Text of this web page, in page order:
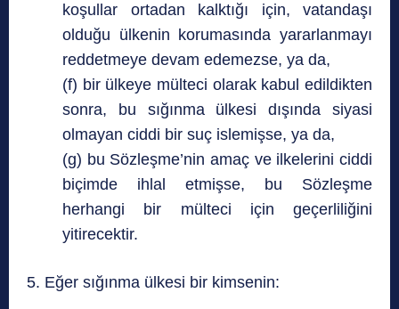
koşullar ortadan kalktığı için, vatandaşı
olduğu ülkenin korumasında yararlanmayı
reddetmeye devam edemezse, ya da,
(f) bir ülkeye mülteci olarak kabul edildikten
sonra, bu sığınma ülkesi dışında siyasi
olmayan ciddi bir suç islemişse, ya da,
(g) bu Sözleşme’nin amaç ve ilkelerini ciddi
biçimde ihlal etmişse, bu Sözleşme
herhangi bir mülteci için geçerliliğini
yitirecektir.
5. Eğer sığınma ülkesi bir kimsenin: